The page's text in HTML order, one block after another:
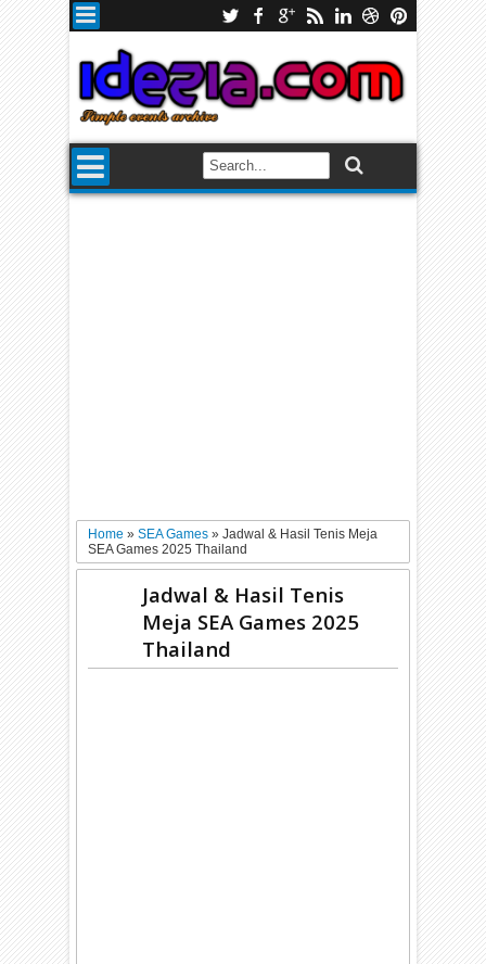
Home»SEA Games»Jadwal & Hasil Tenis Meja
SEA Games 2025 Thailand
Jadwal & Hasil Tenis
Meja SEA Games 2025
Thailand